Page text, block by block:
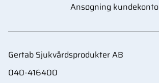
Ansøgning kundekonto
Gertab Sjukvårdsprodukter AB
040-416400